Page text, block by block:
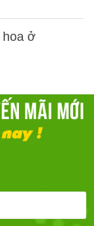
hoa ở